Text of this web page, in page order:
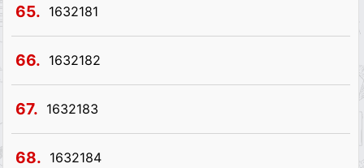
65. 1632181
66. 1632182
67. 1632183
68. 1632184